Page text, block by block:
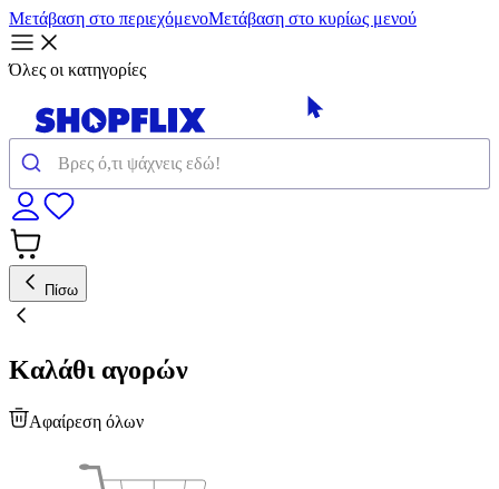
Μετάβαση στο περιεχόμενοΜετάβαση στο κυρίως μενού
Όλες οι κατηγορίες
Πίσω
Καλάθι αγορών
Αφαίρεση όλων